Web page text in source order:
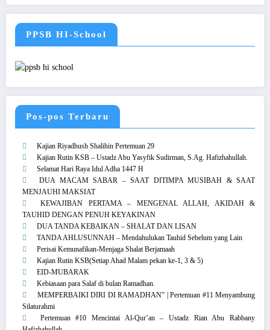
PPSB HI-School
Pos-pos Terbaru
Kajian Riyadhush Shalihin Pertemuan 29
Kajian Rutin KSB – Ustadz Abu Yasyfik Sudirman, S.Ag. Hafizhahullah.
Selamat Hari Raya Idul Adha 1447 H
DUA MACAM SABAR – SAAT DITIMPA MUSIBAH & SAAT
MENJAUHI MAKSIAT
KEWAJIBAN PERTAMA – MENGENAL ALLAH, AKIDAH &
TAUHID DENGAN PENUH KEYAKINAN
DUA TANDA KEBAIKAN – SHALAT DAN LISAN
TANDA AHLUSUNNAH – Mendahulukan Tauhid Sebelum yang Lain
Perisai Kemunafikan-Menjaga Shalat Berjamaah
Kajian Rutin KSB(Setiap Ahad Malam pekan ke-1, 3 & 5)
EID-MUBARAK
Kebiasaan para Salaf di bulan Ramadhan.
MEMPERBAIKI DIRI DI RAMADHAN” | Pertemuan #11 Menyambung
Silaturahmi
Pertemuan #10 Mencintai Al-Qur’an – Ustadz Rian Abu Rabbany